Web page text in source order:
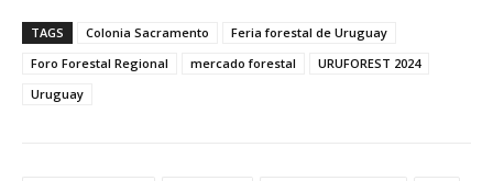
TAGS Colonia Sacramento
Feria forestal de Uruguay
Foro Forestal Regional
mercado forestal
URUFOREST 2024
Uruguay